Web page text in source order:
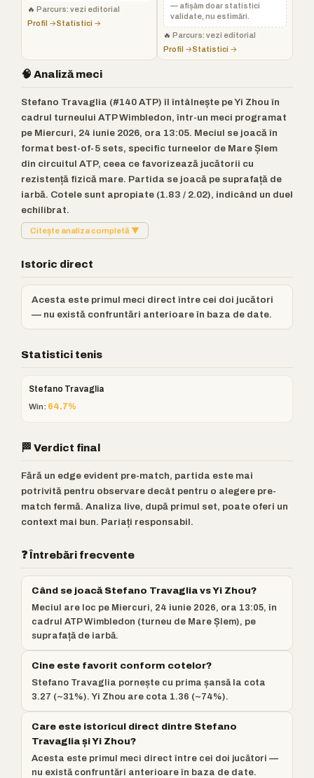
🔥 Parcurs: vezi editorial
Profil →Statistici →
— afișăm doar statistici
validate, nu estimări.
🔥 Parcurs: vezi editorial
Profil →Statistici →
🧠 Analiză meci
Stefano Travaglia (#140 ATP) îl întâlnește pe Yi Zhou în
cadrul turneului ATP Wimbledon, într-un meci programat
pe Miercuri, 24 iunie 2026, ora 13:05. Meciul se joacă în
format best-of-5 sets, specific turneelor de Mare Șlem
din circuitul ATP, ceea ce favorizează jucătorii cu
rezistență fizică mare. Partida se joacă pe suprafață de
iarbă. Cotele sunt apropiate (1.83 / 2.02), indicând un duel
echilibrat.
Citește analiza completă ▼
Istoric direct
Acesta este primul meci direct între cei doi jucători
— nu există confruntări anterioare în baza de date.
Statistici tenis
Stefano Travaglia
Win: 64.7%
🏁 Verdict final
Fără un edge evident pre-match, partida este mai
potrivită pentru observare decât pentru o alegere pre-
match fermă. Analiza live, după primul set, poate oferi un
context mai bun. Pariați responsabil.
❓ Întrebări frecvente
Când se joacă Stefano Travaglia vs Yi Zhou?
Meciul are loc pe Miercuri, 24 iunie 2026, ora 13:05, în
cadrul ATP Wimbledon (turneu de Mare Șlem), pe
suprafață de iarbă.
Cine este favorit conform cotelor?
Stefano Travaglia pornește cu prima șansă la cota
3.27 (~31%). Yi Zhou are cota 1.36 (~74%).
Care este istoricul direct dintre Stefano
Travaglia și Yi Zhou?
Acesta este primul meci direct între cei doi jucători —
nu există confruntări anterioare în baza de date.